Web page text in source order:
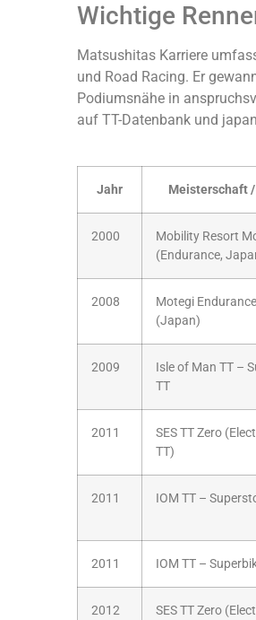
Wichtige
Matsushitas Karriere
und Road Racing. Er
Podiumsnähe in
auf TT-Datenbank und
Jahr Meisterschaft
2000
Mobility Resort
(Endurance,
2008
Motegi
(Japan)
2009
Isle of Man TT –
TT
2011
SES TT Zero
TT)
2011 IOM TT –
2011 IOM TT –
2012
SES TT Zero